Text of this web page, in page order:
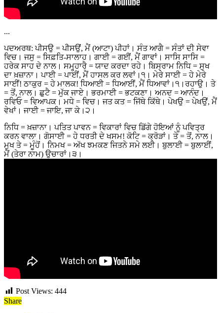
...
ਪਦਅਰਥ: ਪੀਸਉ = ਪੀਸਉਂ, ਮੈਂ (ਆਟਾ) ਪੀਹਾਂ। ਸੰਤ ਆਗੈ = ਸੰਤਾਂ ਦੀ ਸੇਵਾ
ਵਿਚ। ਜਸੁ = ਸਿਫ਼ਤਿ-ਸਾਲਾਹ। ਗਾਈ = ਗਈਂ, ਮੈਂ ਗਾਵਾਂ। ਸਾਸਿ ਸਾਸਿ =
ਹਰੇਕ ਸਾਹ ਦੇ ਨਾਲ। ਸਮ੍ਹ੍ਹਾਰੈ = ਯਾਦ ਕਰਦਾ ਰਹੇ। ਬਿਸ੍ਰਾਮ ਨਿਧਿ = ਸੁਖ
ਦਾ ਖ਼ਜ਼ਾਨਾ। ਪਾਈ = ਪਾਈਂ, ਮੈਂ ਹਾਸਲ ਕਰ ਲਵਾਂ।੧। ਮੇਰੇ ਸਾਈ = ਹੇ ਮੇਰੇ
ਸਾਈਂ! ਠਾਕੁਰ = ਹੇ ਮਾਲਕ! ਧਿਆਈ = ਧਿਆਈਂ, ਮੈਂ ਧਿਆਵਾਂ।੧।ਰਹਾਉ। ਤੇ
= ਤੋਂ, ਨਾਲ। ਛੁਟੈ = ਮੁੱਕ ਜਾਏ। ਭਰਮਾਈ = ਭਟਕਣਾ। ਅਨਦ = ਆਨੰਦ।
ਰਵਿਓ = ਵਿਆਪਕ। ਮਧੇ = ਵਿਚ। ਜਤ ਕਤ = ਜਿੱਥੇ ਕਿੱਥੇ। ਪੇਖਉ = ਪੇਖਉਂ, ਮੈਂ
ਵੇਖਾਂ। ਜਾਈ = ਜਾਇ, ਜਾ ਕੇ।੨।
ਨਿਧਿ = ਖ਼ਜ਼ਾਨਾ। ਪਤਿਤ ਪਾਵਨ = ਵਿਕਾਰਾਂ ਵਿਚ ਡਿੱਗੇ ਹੋਇਆਂ ਨੂੰ ਪਵਿਤ੍ਰ
ਕਰਨ ਵਾਲਾ। ਗੋਸਾਈ = ਹੇ ਧਰਤੀ ਦੇ ਖਸਮ! ਕੋਟਿ = ਕ੍ਰੋੜਾਂ। ਤੇ = ਤੋਂ, ਨਾਲ।
ਮੁਖ ਤੇ = ਮੂੰਹੋਂ। ਨਿਮਖ = ਅੱਖ ਝਮਕਣ ਜਿਤਨੇ ਸਮੇ ਲਈ। ਬੁਲਾਈ = ਬੁਲਾਈਂ,
ਮੈਂ (ਤੇਰਾ ਨਾਮ) ਉਚਾਰਾਂ।੩।
Post Views: 444
Share